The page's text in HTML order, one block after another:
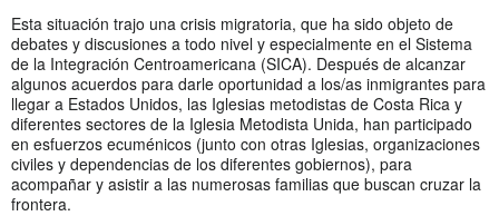
Esta situación trajo una crisis migratoria, que ha sido objeto de
debates y discusiones a todo nivel y especialmente en el Sistema
de la Integración Centroamericana (SICA). Después de alcanzar
algunos acuerdos para darle oportunidad a los/as inmigrantes para
llegar a Estados Unidos, las Iglesias metodistas de Costa Rica y
diferentes sectores de la Iglesia Metodista Unida, han participado
en esfuerzos ecuménicos (junto con otras Iglesias, organizaciones
civiles y dependencias de los diferentes gobiernos), para
acompañar y asistir a las numerosas familias que buscan cruzar la
frontera.